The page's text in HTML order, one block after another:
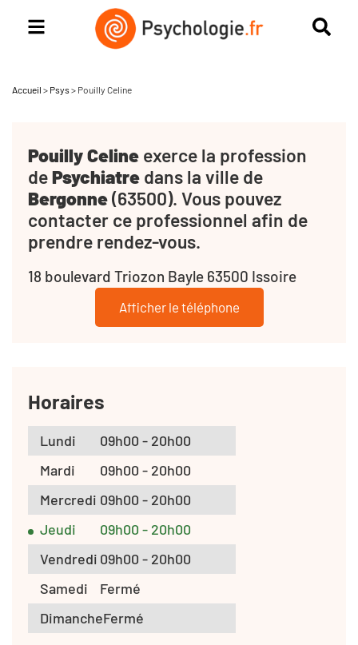
Accueil > Psys > Pouilly Celine
Pouilly Celine exerce la profession
dePsychiatre dans la ville de
Bergonne(63500). Vous pouvez
contacter ce professionnel afin de
prendre rendez-vous.
18 boulevard Triozon Bayle 63500 Issoire
Afficher le téléphone
Horaires
Lundi
09h00 - 20h00
Mardi
09h00 - 20h00
Mercredi 09h00 - 20h00
Jeudi
09h00 - 20h00
Vendredi 09h00 - 20h00
Samedi
Fermé
DimancheFermé